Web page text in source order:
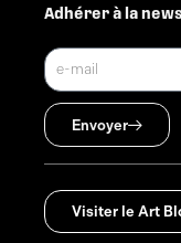
Adhérer à la
Envoyer
Visiter le Art